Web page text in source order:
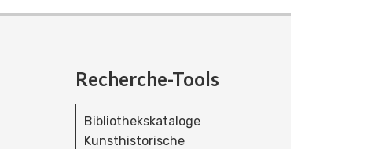
Recherche-Tools
Bibliothekskataloge
Kunsthistorische